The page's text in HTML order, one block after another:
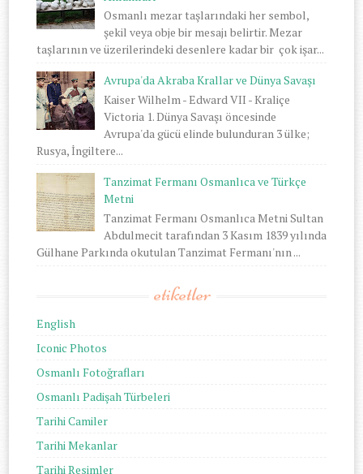
Osmanlı mezar taşlarındaki her sembol,
şekil veya obje bir mesajı belirtir. Mezar
taşlarının ve üzerilerindeki desenlere kadar bir çok işar...
Avrupa'da Akraba Krallar ve Dünya Savaşı
Kaiser Wilhelm - Edward VII - Kraliçe
Victoria 1. Dünya Savaşı öncesinde
Avrupa'da gücü elinde bulunduran 3 ülke;
Rusya, İngiltere...
Tanzimat Fermanı Osmanlıca ve Türkçe
Metni
Tanzimat Fermanı Osmanlıca Metni Sultan
Abdulmecit tarafından 3 Kasım 1839 yılında
Gülhane Parkında okutulan Tanzimat Fermanı'nın ...
etiketler
English
Iconic Photos
Osmanlı Fotoğrafları
Osmanlı Padişah Türbeleri
Tarihi Camiler
Tarihi Mekanlar
Tarihi Resimler